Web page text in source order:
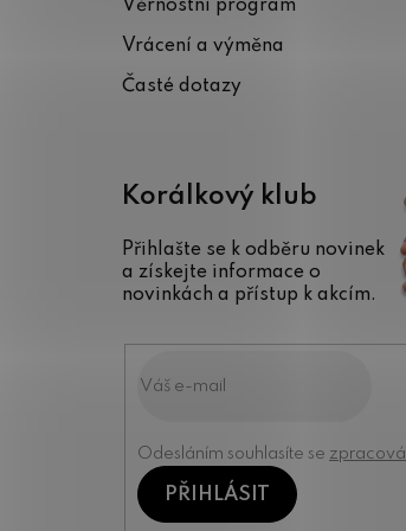
Věrnostní program
Vrácení a výměna
Časté dotazy
Korálkový klub
Přihlašte se k odběru novinek
a získejte informace o
novinkách a přístup k akcím.
Odesláním souhlasíte se
PŘIHLÁSIT